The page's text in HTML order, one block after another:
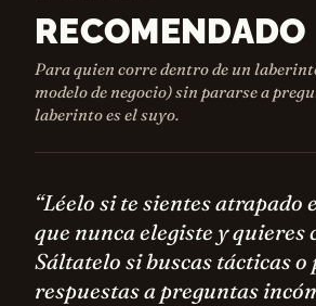
RECOMENDADO
Para quien corre dentro de un
modelo de negocio) sin pararse a
laberinto es el suyo.
“Léelo si te sientes atrapado
que nunca elegiste y quieres
Sáltatelo si buscas tácticas
respuestas a preguntas